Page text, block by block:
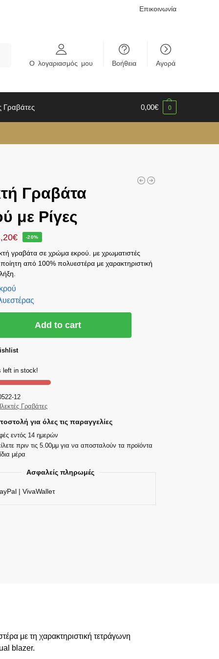
Επικοινωνία
Ο λογαριασμός μου Βοήθεια Αγορά
Γραβάτες 0,00€ 0
Γραβάτα
με Ρίγες
€ -20%
γραβάτα σε χρώμα εκρού. με χρωματιστές
από 100% πολυεστέρα με χαρακτηριστική
Add to cart
left in stock!
12
Γραβάτες
για όλες τις παραγγελίες
εντός 14 ημερών
πριν τις 5.00μμ για να αποσταλούν τα προϊόντα
μέρα
Ασφαλείς πληρωμές
| VivaWalleτ
με τη χαρακτηριστική τετράγωνη
blazer.